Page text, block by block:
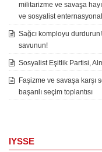
militarizme ve savaşa
ve sosyalist
Sağcı komployu
savunun!
Sosyalist Eşitlik Partisi,
Faşizme ve savaşa karşı
başarılı seçim toplantısı
IYSSE